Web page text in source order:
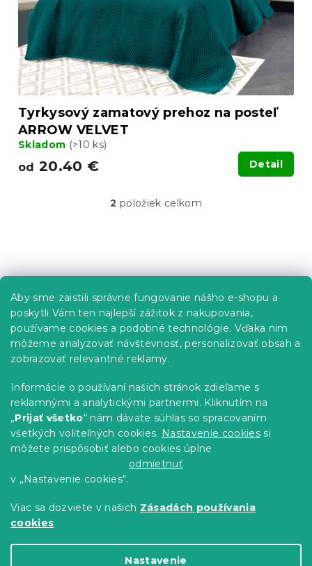
Aby sme zaistili správne fungovanie nášho e-shopu a
poskytli Vám ten najlepší zážitok z nakupovania,
používame cookies a podobné technológie. Vďaka nim
môžeme analyzovať návštevnosť, personalizovať obsah a
zobrazovať relevantné reklamy.
Informácie o používaní našich stránok zdieľame s
reklamnými a analytickými partnermi. Kliknutím na
„Prijať všetko“ nám dávate súhlas so spracovaním
všetkých voliteľných cookies. Nastavenie cookies si
môžete prispôsobiť alebo cookies úplne
odmietnuť
v „Nastavenie cookies“.
Viac sa dozviete v našich Zásadách používania
cookies
Nastavenie
Tyrkysový zamatový prehoz na posteľ
ARROW VELVET
Skladom (>10 ks)
od 20.40 € Detail
O
a
i
e
p
r
v
k
y
v
ý
p
i
s
u
2 položiek celkom
á
Informácie pre vás
Predajne
Sledovanie objednávky
Možnosti doručenia
Reklamácie a vrátenie tovaru
Kontakty
Obchodné podmienky
Podmienky ochrany osobných údajov
Pre partnerov